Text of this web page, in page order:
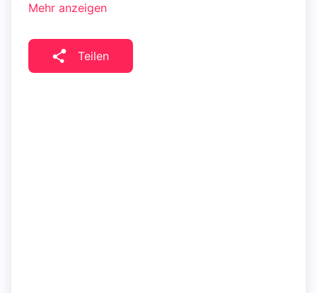
Mehr anzeigen
Teilen